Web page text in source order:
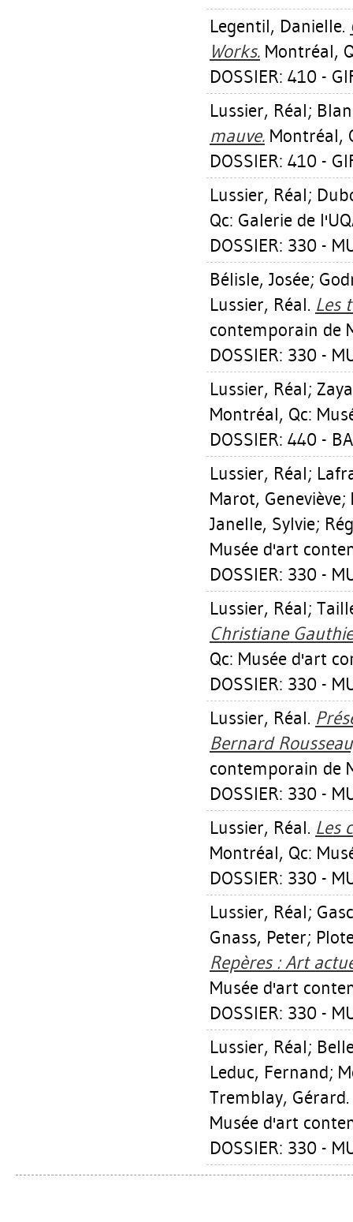
Legentil, Danielle.
Works. Montréal,
DOSSIER: 410 -
Lussier, Réal;
mauve. Montréal,
DOSSIER: 410 -
Lussier, Réal;
Qc: Galerie de
DOSSIER: 330 -
Bélisle, Josée;
Lussier, Réal. Les
contemporain de
DOSSIER: 330 -
Lussier, Réal;
Montréal, Qc:
DOSSIER: 440 -
Lussier, Réal;
Marot, Geneviève;
Janelle, Sylvie;
Musée d'art
DOSSIER: 330 -
Lussier, Réal;
Christiane
Qc: Musée d'art
DOSSIER: 330 -
Lussier, Réal.
Bernard
contemporain de
DOSSIER: 330 -
Lussier, Réal. Les
Montréal, Qc:
DOSSIER: 330 -
Lussier, Réal;
Gnass, Peter;
Repères : Art
Musée d'art
DOSSIER: 330 -
Lussier, Réal;
Leduc, Fernand;
Tremblay, Gérard.
Musée d'art
DOSSIER: 330 -